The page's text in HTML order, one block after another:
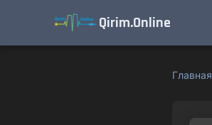
Qirim.Online
Главная